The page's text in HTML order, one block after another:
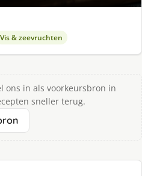
Vis & zeevruchten
ons in als voorkeursbron in
sneller terug.